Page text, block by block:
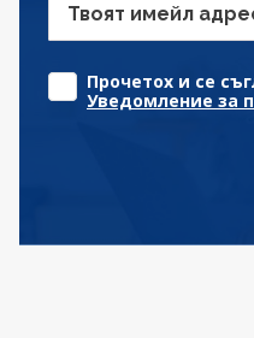
Твоят имейл
Прочетох и се
Уведомление за